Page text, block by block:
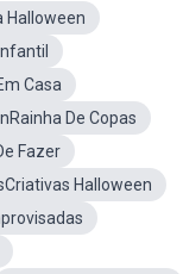
Halloween
Casa
De Copas
Fazer
Halloween